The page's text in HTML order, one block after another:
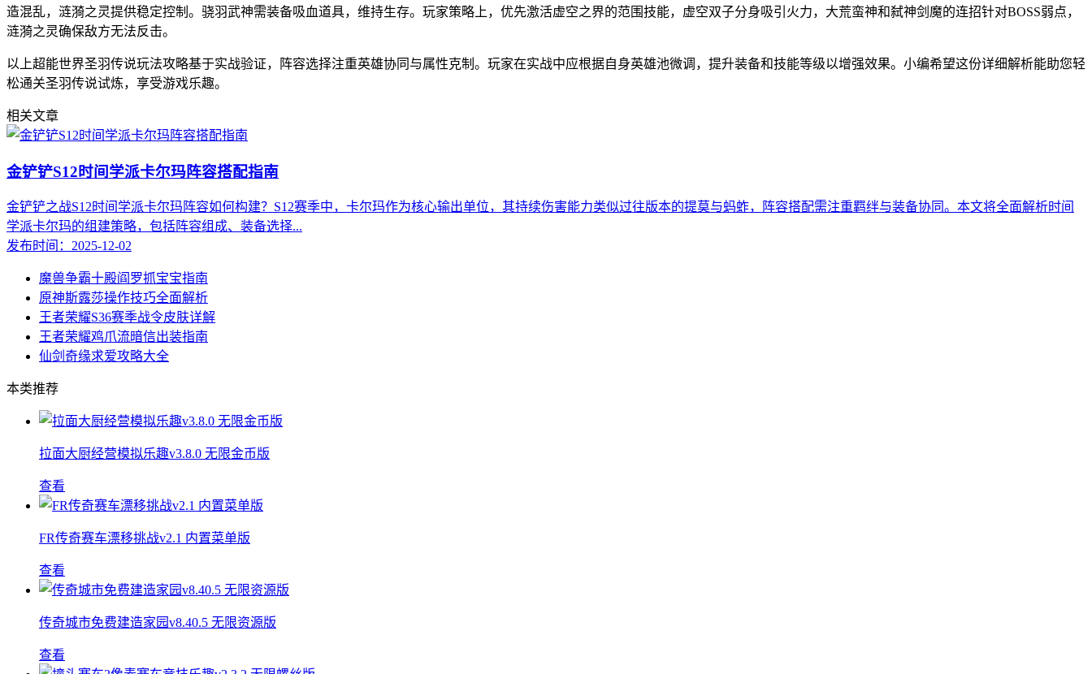
造混乱，涟漪之灵提供稳定控制。骁羽武神需装备吸血道具，维持生存。玩家策略上，优先激活虚空之界的范围技能，虚空双子分身吸引火力，大荒蛮神和弑神剑魔的连招针对BOSS弱点，
涟漪之灵确保敌方无法反击。
以上超能世界圣羽传说玩法攻略基于实战验证，阵容选择注重英雄协同与属性克制。玩家在实战中应根据自身英雄池微调，提升装备和技能等级以增强效果。小编希望这份详细解析能助您轻
松通关圣羽传说试炼，享受游戏乐趣。
相关文章
金铲铲S12时间学派卡尔玛阵容搭配指南
金铲铲之战S12时间学派卡尔玛阵容如何构建？S12赛季中，卡尔玛作为核心输出单位，其持续伤害能力类似过往版本的提莫与蚂蚱，阵容搭配需注重羁绊与装备协同。本文将全面解析时间
学派卡尔玛的组建策略，包括阵容组成、装备选择...
发布时间：2025-12-02
魔兽争霸十殿阎罗抓宝宝指南
原神斯露莎操作技巧全面解析
王者荣耀S36赛季战令皮肤详解
王者荣耀鸡爪流暗信出装指南
仙剑奇缘求爱攻略大全
本类推荐
拉面大厨经营模拟乐趣v3.8.0 无限金币版
查看
FR传奇赛车漂移挑战v2.1 内置菜单版
查看
传奇城市免费建造家园v8.40.5 无限资源版
查看